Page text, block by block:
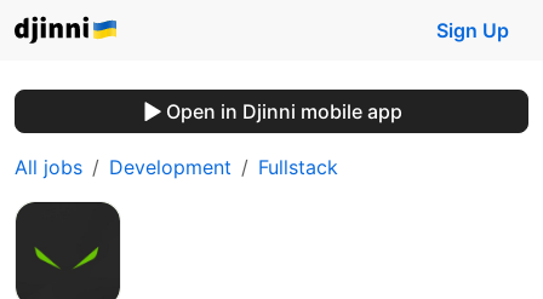
Sign Up
Open in Djinni mobile app
All jobs Development Fullstack